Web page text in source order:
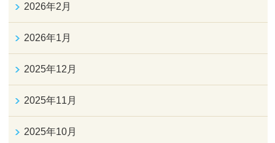
2026年2月
2026年1月
2025年12月
2025年11月
2025年10月